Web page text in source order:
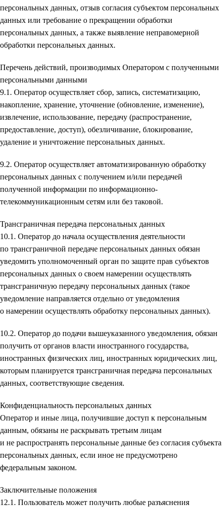
персональных данных, отзыв согласия субъектом персональных
данных или требование о прекращении обработки
персональных данных, а также выявление неправомерной
обработки персональных данных.
Перечень действий, производимых Оператором с полученными
персональными данными
9.1. Оператор осуществляет сбор, запись, систематизацию,
накопление, хранение, уточнение (обновление, изменение),
извлечение, использование, передачу (распространение,
предоставление, доступ), обезличивание, блокирование,
удаление и уничтожение персональных данных.
9.2. Оператор осуществляет автоматизированную обработку
персональных данных с получением и/или передачей
полученной информации по информационно-
телекоммуникационным сетям или без таковой.
Трансграничная передача персональных данных
10.1. Оператор до начала осуществления деятельности
по трансграничной передаче персональных данных обязан
уведомить уполномоченный орган по защите прав субъектов
персональных данных о своем намерении осуществлять
трансграничную передачу персональных данных (такое
уведомление направляется отдельно от уведомления
о намерении осуществлять обработку персональных данных).
10.2. Оператор до подачи вышеуказанного уведомления, обязан
получить от органов власти иностранного государства,
иностранных физических лиц, иностранных юридических лиц,
которым планируется трансграничная передача персональных
данных, соответствующие сведения.
Конфиденциальность персональных данных
Оператор и иные лица, получившие доступ к персональным
данным, обязаны не раскрывать третьим лицам
и не распространять персональные данные без согласия субъекта
персональных данных, если иное не предусмотрено
федеральным законом.
Заключительные положения
12.1. Пользователь может получить любые разъяснения